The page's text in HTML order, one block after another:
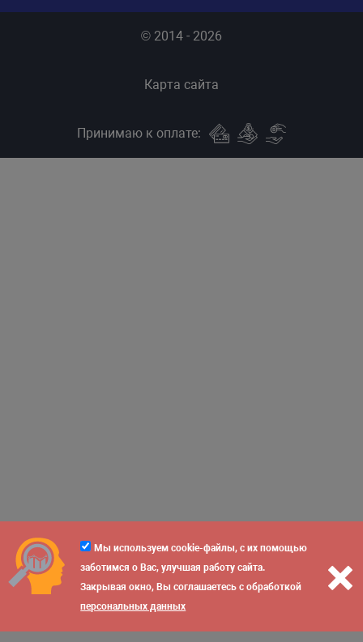
Мы используем cookie-файлы, с их помощью
заботимся о Вас, улучшая работу сайта.
Закрывая окно, Вы соглашаетесь с обработкой
персональных данных
© 2014 - 2026
Карта сайта
Принимаю к оплате: